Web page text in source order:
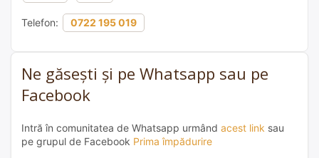
Telefon: 0722 195 019
Ne găsești și pe Whatsapp sau pe
Facebook
Intră în comunitatea de Whatsapp urmând acest link sau
pe grupul de Facebook Prima împădurire